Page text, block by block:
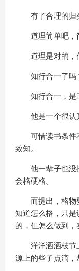
有了合理的归
道理简单吧，
道理是对的，
知行合一了吗
知行合一，是
他是一个很认
可惜读书条件
致知。
他一辈子也没
会格硬格。
而提出，格物
知道怎么格，只
的，但怎么做到，
洋洋洒洒枝节
源上的些子点滴，